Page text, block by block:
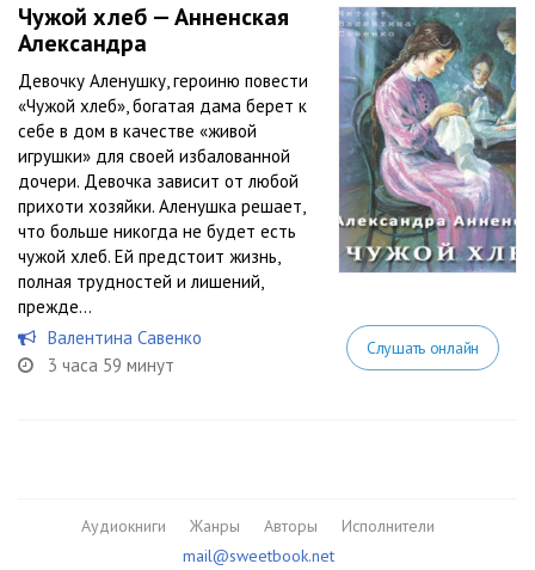
Чужой хлеб — Анненская
Александра
Девочку Аленушку, героиню повести
«Чужой хлеб», богатая дама берет к
себе в дом в качестве «живой
игрушки» для своей избалованной
дочери. Девочка зависит от любой
прихоти хозяйки. Аленушка решает,
что больше никогда не будет есть
чужой хлеб. Ей предстоит жизнь,
полная трудностей и лишений,
прежде...
Валентина Савенко
3 часа 59 минут
Слушать онлайн
Аудиокниги Жанры Авторы
Исполнители
mail@sweetbook.net